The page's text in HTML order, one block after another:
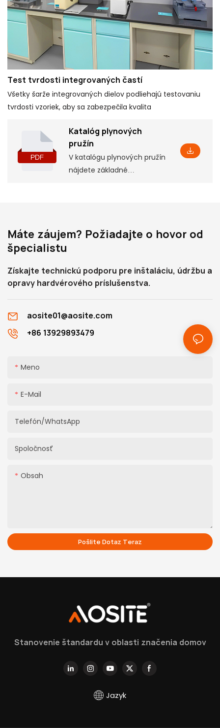
Test tvrdosti integrovaných častí
Všetky šarže integrovaných dielov podliehajú testovaniu
tvrdosti vzoriek, aby sa zabezpečila kvalita
Katalóg plynových
pružín
V katalógu plynových pružín
nájdete základné
montážne rozmery, ktoré
Máte záujem? Požiadajte o hovor od
špecialistu
Získajte technickú podporu pre inštaláciu, údržbu a
opravy hardvérového príslušenstva.
aosite01@aosite.com
+86 13929893479
Meno
E-Mail
Telefón/WhatsApp
Spoločnosť
Obsah
Pošlite Dotaz Teraz
Stanovenie štandardu v oblasti značenia domov
Jazyk